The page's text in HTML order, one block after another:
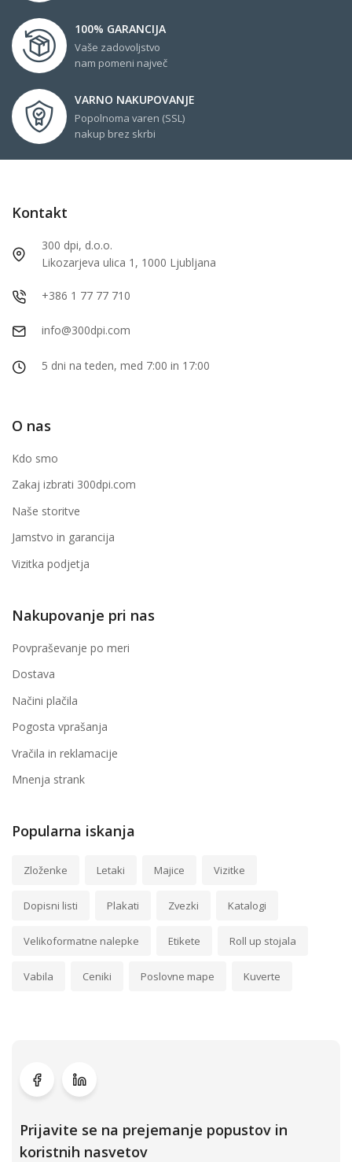
100% GARANCIJA
Vaše zadovoljstvo
nam pomeni največ
VARNO NAKUPOVANJE
Popolnoma varen (SSL)
nakup brez skrbi
Kontakt
300 dpi, d.o.o.
Likozarjeva ulica 1, 1000 Ljubljana
+386 1 77 77 710
info@300dpi.com
5 dni na teden, med 7:00 in 17:00
O nas
Kdo smo
Zakaj izbrati 300dpi.com
Naše storitve
Jamstvo in garancija
Vizitka podjetja
Nakupovanje pri nas
Povpraševanje po meri
Dostava
Načini plačila
Pogosta vprašanja
Vračila in reklamacije
Mnenja strank
Popularna iskanja
Zloženke Letaki Majice Vizitke
Dopisni listi Plakati Zvezki Katalogi
Velikoformatne nalepke Etikete Roll up stojala
Vabila Ceniki Poslovne mape Kuverte
Prijavite se na prejemanje popustov in
koristnih nasvetov